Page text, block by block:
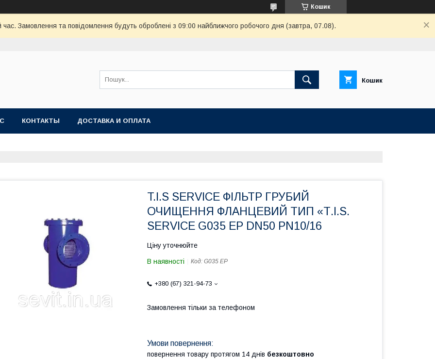
Кошик
час. Замовлення та повідомлення будуть оброблені з 09:00 найближчого робочого дня (завтра, 07.08).
Кошик
КОНТАКТЫ ДОСТАВКА И ОПЛАТА
T.I.S SERVICE ФІЛЬТР ГРУБИЙ
ОЧИЩЕННЯ ФЛАНЦЕВИЙ ТИП «Т.I.S.
SERVICE G035 EP DN50 PN10/16
Ціну уточнюйте
В наявності Код: G035 EP
+380 (67) 321-94-73
Замовлення тільки за телефоном
повернення товару протягом 14 днів безкоштовно